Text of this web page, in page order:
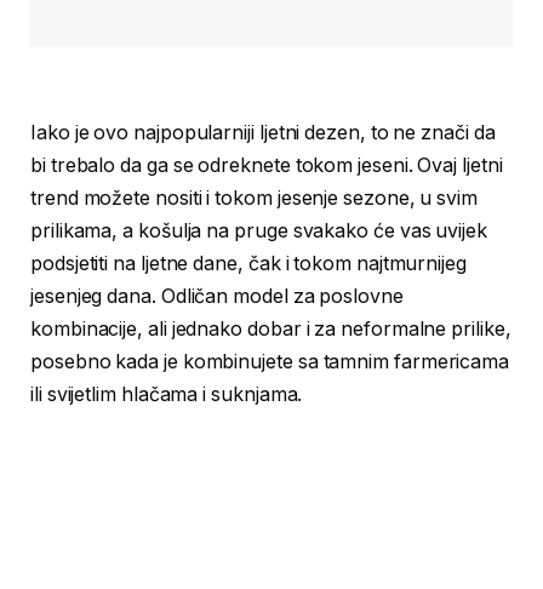
Iako je ovo najpopularniji ljetni dezen, to ne znači da
bi trebalo da ga se odreknete tokom jeseni. Ovaj ljetni
trend možete nositi i tokom jesenje sezone, u svim
prilikama, a košulja na pruge svakako će vas uvijek
podsjetiti na ljetne dane, čak i tokom najtmurnijeg
jesenjeg dana. Odličan model za poslovne
kombinacije, ali jednako dobar i za neformalne prilike,
posebno kada je kombinujete sa tamnim farmericama
ili svijetlim hlačama i suknjama.